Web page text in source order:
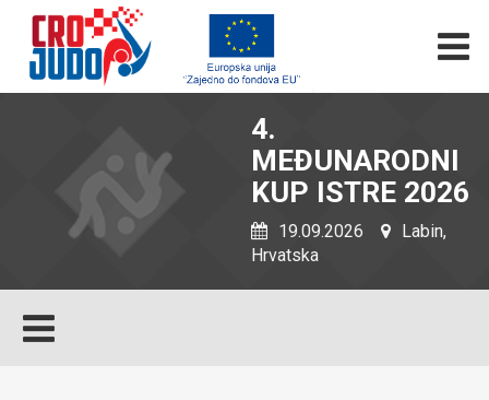
4.
MEĐUNARODNI
KUP ISTRE 2026
19.09.2026
Labin,
Hrvatska